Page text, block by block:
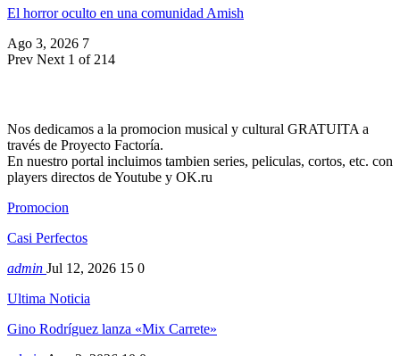
El horror oculto en una comunidad Amish
Ago 3, 2026 7
Prev Next 1 of 214
Nos dedicamos a la promocion musical y cultural GRATUITA a
través de Proyecto Factoría.
En nuestro portal incluimos tambien series, peliculas, cortos, etc. con
players directos de Youtube y OK.ru
Promocion
Casi Perfectos
admin Jul 12, 2026 15 0
Ultima Noticia
Gino Rodríguez lanza «Mix Carrete»